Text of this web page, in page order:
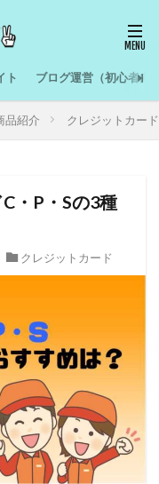
ト ブログ運営（初心者向
品紹介 クレジットカード
C・P・Sの3種
クレジットカード